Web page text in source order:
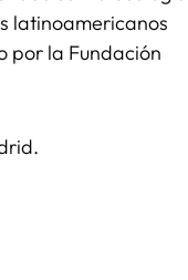
latinoamericanos
por la Fundación